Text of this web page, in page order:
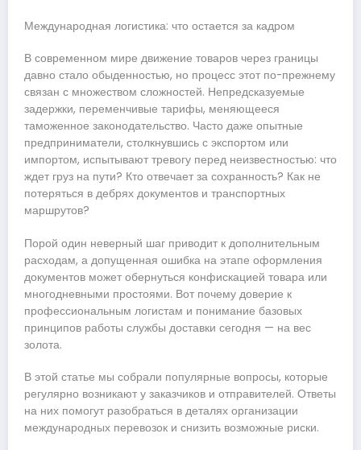
Международная логистика: что остается за кадром
В современном мире движение товаров через границы
давно стало обыденностью, но процесс этот по-прежнему
связан с множеством сложностей. Непредсказуемые
задержки, переменчивые тарифы, меняющееся
таможенное законодательство. Часто даже опытные
предприниматели, столкнувшись с экспортом или
импортом, испытывают тревогу перед неизвестностью: что
ждет груз на пути? Кто отвечает за сохранность? Как не
потеряться в дебрях документов и транспортных
маршрутов?
Порой один неверный шаг приводит к дополнительным
расходам, а допущенная ошибка на этапе оформления
документов может обернуться конфискацией товара или
многодневными простоями. Вот почему доверие к
профессиональным логистам и понимание базовых
принципов работы службы доставки сегодня — на вес
золота.
В этой статье мы собрали популярные вопросы, которые
регулярно возникают у заказчиков и отправителей. Ответы
на них помогут разобраться в деталях организации
международных перевозок и снизить возможные риски.